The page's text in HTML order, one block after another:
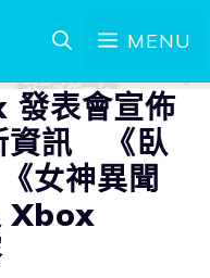
MENU
表會宣佈
資訊 《臥
女神異聞
Xbox